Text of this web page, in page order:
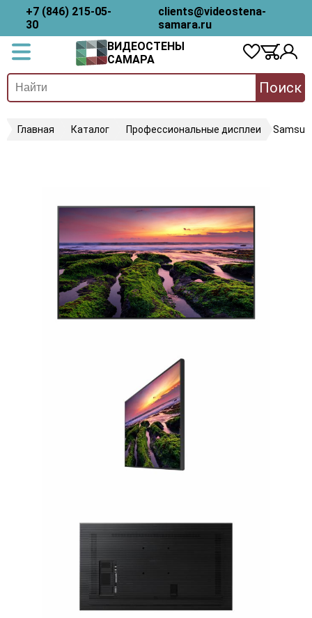
+7 (846) 215-05-
30
clients@videostena-
samara.ru
ВИДЕОСТЕНЫ
САМАРА
Поиск
Главная Каталог Профессиональные дисплеи